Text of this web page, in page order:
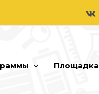
Площадка